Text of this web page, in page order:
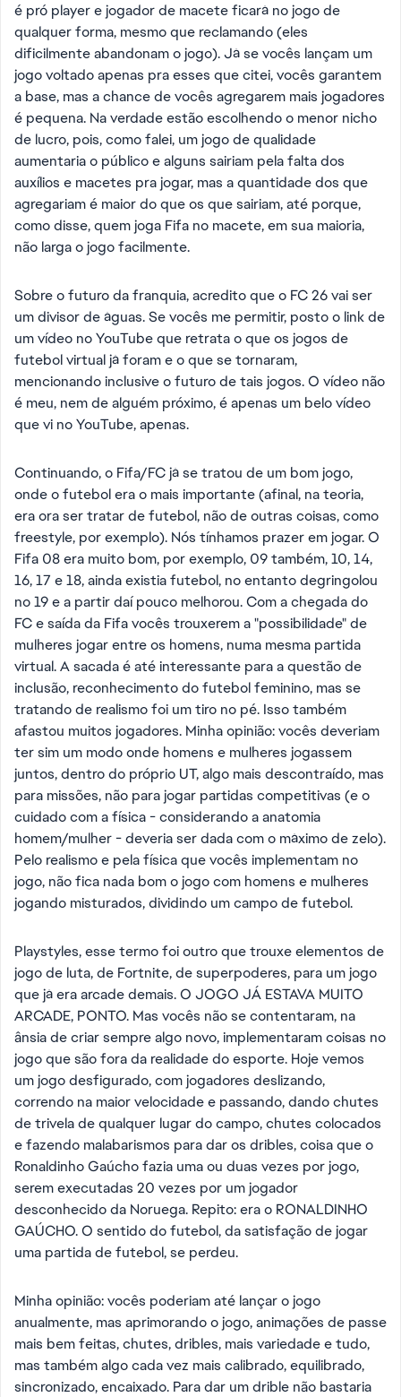
é pró player e jogador de macete ficará no jogo de
qualquer forma, mesmo que reclamando (eles
dificilmente abandonam o jogo). Já se vocês lançam um
jogo voltado apenas pra esses que citei, vocês garantem
a base, mas a chance de vocês agregarem mais jogadores
é pequena. Na verdade estão escolhendo o menor nicho
de lucro, pois, como falei, um jogo de qualidade
aumentaria o público e alguns sairiam pela falta dos
auxílios e macetes pra jogar, mas a quantidade dos que
agregariam é maior do que os que sairiam, até porque,
como disse, quem joga Fifa no macete, em sua maioria,
não larga o jogo facilmente.
Sobre o futuro da franquia, acredito que o FC 26 vai ser
um divisor de águas. Se vocês me permitir, posto o link de
um vídeo no YouTube que retrata o que os jogos de
futebol virtual já foram e o que se tornaram,
mencionando inclusive o futuro de tais jogos. O vídeo não
é meu, nem de alguém próximo, é apenas um belo vídeo
que vi no YouTube, apenas.
Continuando, o Fifa/FC já se tratou de um bom jogo,
onde o futebol era o mais importante (afinal, na teoria,
era ora ser tratar de futebol, não de outras coisas, como
freestyle, por exemplo). Nós tínhamos prazer em jogar. O
Fifa 08 era muito bom, por exemplo, 09 também, 10, 14,
16, 17 e 18, ainda existia futebol, no entanto degringolou
no 19 e a partir daí pouco melhorou. Com a chegada do
FC e saída da Fifa vocês trouxerem a "possibilidade" de
mulheres jogar entre os homens, numa mesma partida
virtual. A sacada é até interessante para a questão de
inclusão, reconhecimento do futebol feminino, mas se
tratando de realismo foi um tiro no pé. Isso também
afastou muitos jogadores. Minha opinião: vocês deveriam
ter sim um modo onde homens e mulheres jogassem
juntos, dentro do próprio UT, algo mais descontraído, mas
para missões, não para jogar partidas competitivas (e o
cuidado com a física - considerando a anatomia
homem/mulher - deveria ser dada com o máximo de zelo).
Pelo realismo e pela física que vocês implementam no
jogo, não fica nada bom o jogo com homens e mulheres
jogando misturados, dividindo um campo de futebol.
Playstyles, esse termo foi outro que trouxe elementos de
jogo de luta, de Fortnite, de superpoderes, para um jogo
que já era arcade demais. O JOGO JÁ ESTAVA MUITO
ARCADE, PONTO. Mas vocês não se contentaram, na
ânsia de criar sempre algo novo, implementaram coisas no
jogo que são fora da realidade do esporte. Hoje vemos
um jogo desfigurado, com jogadores deslizando,
correndo na maior velocidade e passando, dando chutes
de trivela de qualquer lugar do campo, chutes colocados
e fazendo malabarismos para dar os dribles, coisa que o
Ronaldinho Gaúcho fazia uma ou duas vezes por jogo,
serem executadas 20 vezes por um jogador
desconhecido da Noruega. Repito: era o RONALDINHO
GAÚCHO. O sentido do futebol, da satisfação de jogar
uma partida de futebol, se perdeu.
Minha opinião: vocês poderiam até lançar o jogo
anualmente, mas aprimorando o jogo, animações de passe
mais bem feitas, chutes, dribles, mais variedade e tudo,
mas também algo cada vez mais calibrado, equilibrado,
sincronizado, encaixado. Para dar um drible não bastaria